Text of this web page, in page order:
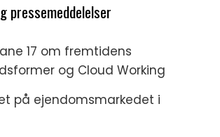
pressemeddelelser
17 om fremtidens
og Cloud Working
på ejendomsmarkedet i